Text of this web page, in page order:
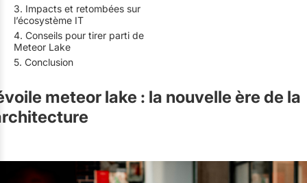
3. Impacts et retombées sur
l’écosystème IT
4. Conseils pour tirer parti de
Meteor Lake
5. Conclusion
meteor lake : la nouvelle ère de la